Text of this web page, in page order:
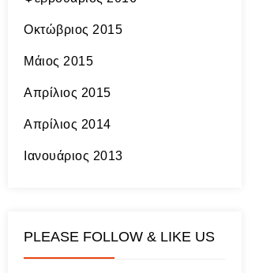
Οκτώβριος 2015
Μάιος 2015
Απρίλιος 2015
Απρίλιος 2014
Ιανουάριος 2013
PLEASE FOLLOW & LIKE US